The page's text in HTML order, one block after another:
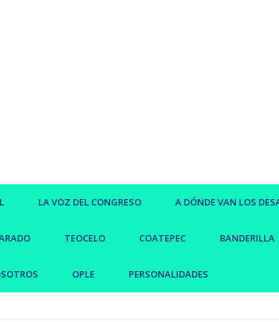
LA VOZ DEL CONGRESO A DÓNDE VAN LOS
TEOCELO COATEPEC BANDERILLA
OPLE PERSONALIDADES